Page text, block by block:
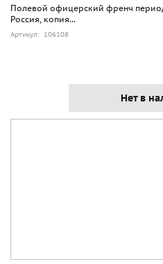
Полевой офицерский френч
Россия, копия...
Артикул: 106108
Нет в